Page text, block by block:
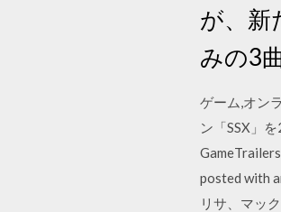
が、新
みの3
ゲーム,オン
ン「SSX」
posted with
リサ、マッ